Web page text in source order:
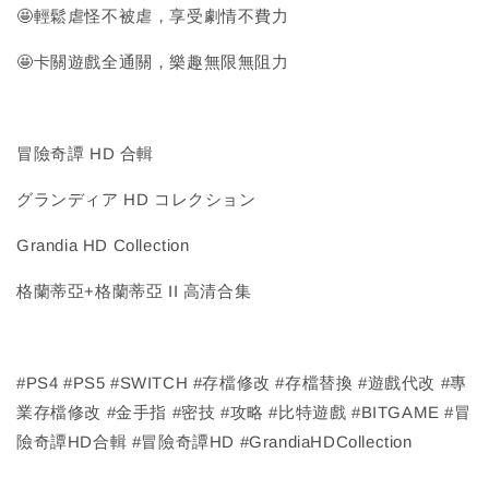
🤩輕鬆虐怪不被虐，享受劇情不費力
🤩卡關遊戲全通關，樂趣無限無阻力
冒險奇譚 HD 合輯
グランディア HD コレクション
Grandia HD Collection
格蘭蒂亞+格蘭蒂亞 II 高清合集
#PS4 #PS5 #SWITCH #存檔修改 #存檔替換 #遊戲代改 #專
業存檔修改 #金手指 #密技 #攻略 #比特遊戲 #BITGAME #冒
險奇譚HD合輯 #冒險奇譚HD #GrandiaHDCollection